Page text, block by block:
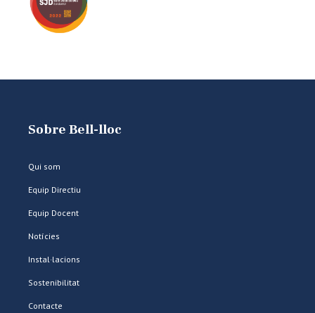
Sobre Bell-lloc
Qui som
Equip Directiu
Equip Docent
Notícies
Instal·lacions
Sostenibilitat
Contacte